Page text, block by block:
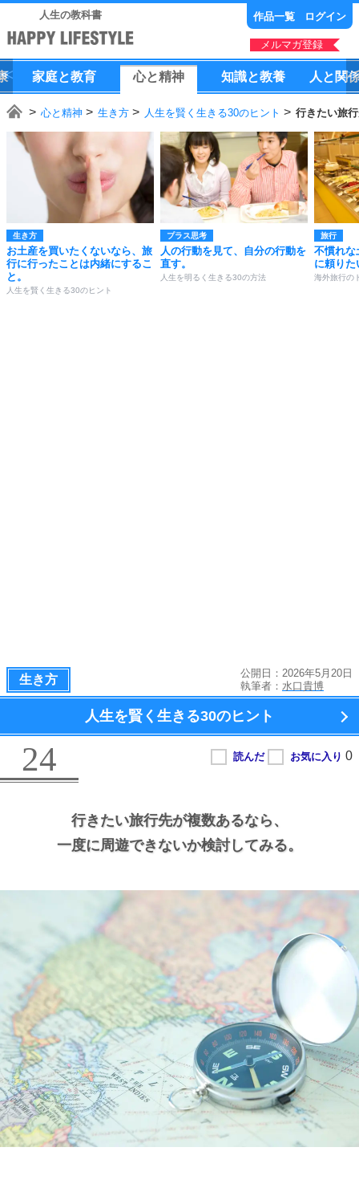
人生の教科書 作品一覧 ログイン
メルマガ登録
家庭と教育 心と精神 知識と教養 人 と 関
心と精神 生き方 人生を賢く生きる30のヒント 行きたい旅
生き方
お土産を買いたくないなら、旅
行に行ったことは内緒にするこ
と。
人生を賢く生きる30のヒント
プラス思考
人の行動を見て、自分の行動を
直す。
人生を明るく生きる30の方法
旅行
不慣れな
に頼りた
海外旅行の
生き方
公開日：2026年5月20日
執筆者： 水口貴博
人生を賢く生きる30のヒント
24
行きたい旅行先が複数あるなら、
一度に周遊できないか検討してみる。